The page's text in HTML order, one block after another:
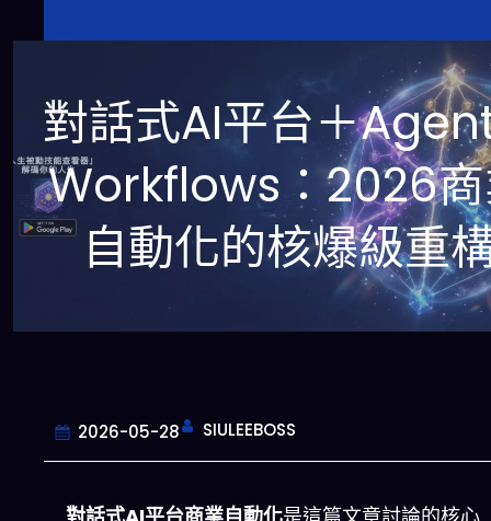
對話式AI平台＋
Workflows：2026
自動化的核爆級重
2026-05-28 SIULEEBOSS